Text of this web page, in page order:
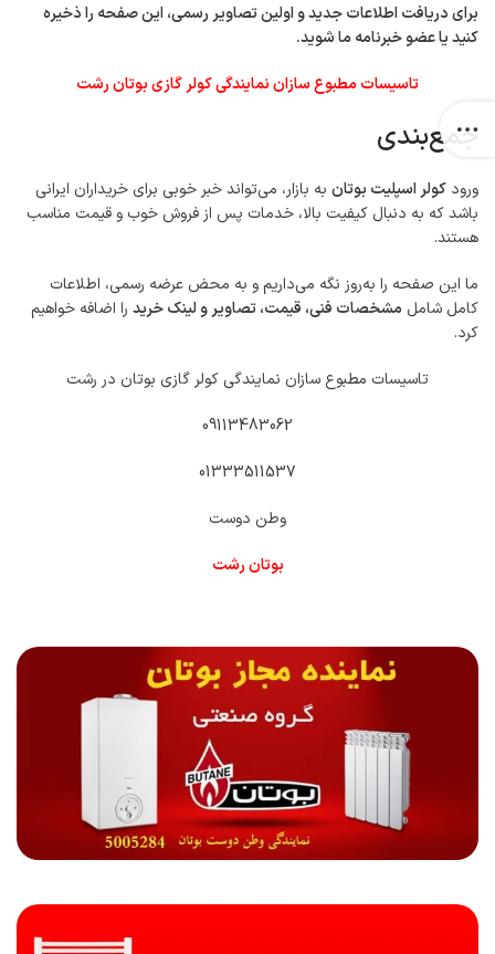
برای دریافت اطلاعات جدید و اولین تصاویر رسمی، این صفحه را ذخیره
کنید یا عضو خبرنامه ما شوید.
تاسیسات مطبوع سازان نمایندگی کولر گازی بوتان رشت
جمع‌بندی
ورود کولر اسپلیت بوتان به بازار، می‌تواند خبر خوبی برای خریداران ایرانی
باشد که به دنبال کیفیت بالا، خدمات پس از فروش خوب و قیمت مناسب
هستند.
ما این صفحه را به‌روز نگه می‌داریم و به محض عرضه رسمی، اطلاعات
کامل شامل مشخصات فنی، قیمت، تصاویر و لینک خرید را اضافه خواهیم
کرد.
تاسیسات مطبوع سازان نمایندگی کولر گازی بوتان در رشت
09113483062
01333511537
وطن دوست
بوتان رشت